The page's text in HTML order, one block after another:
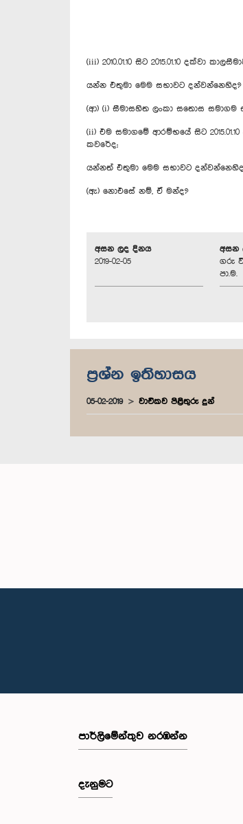
(iii) 2010.01.10 සිට 2015.01.10
යන්න එතුමා මෙම සභාවට දන්වන්නෙහිද?
(ආ) (i) සීමාසහිත ලංකා සතොස
(ii) එම සමාගමේ ආරම්භයේ සිට
කවරේද;
යන්නත් එතුමා මෙම සභාවට
(ඇ) නොඑසේ නම්, ඒ මන්ද?
අසන ලද දිනය
2019-02-05
අසන
ගරු
පා.ම.
ප්‍රශ්න ඉතිහාසය
05-02-2019 වාචිකව පිළිතුරු දුන්
පාර්ලි‌මේන්තුව නරඹන්න
දැනුමට